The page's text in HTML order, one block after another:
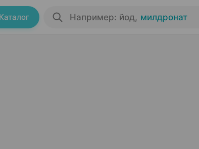
Каталог Например: йод, милдронат